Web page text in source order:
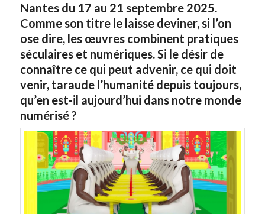
Nantes du 17 au 21 septembre 2025.
Comme son titre le laisse deviner, si l’on
ose dire, les œuvres combinent pratiques
séculaires et numériques. Si le désir de
connaître ce qui peut advenir, ce qui doit
venir, taraude l’humanité depuis toujours,
qu’en est-il aujourd’hui dans notre monde
numérisé ?